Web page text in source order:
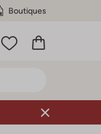
Boutiques